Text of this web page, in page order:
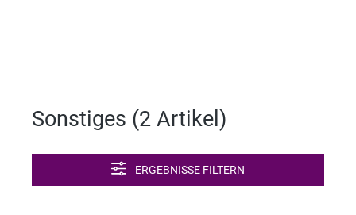
Sonstiges (2 Artikel )
ERGEBNISSE FILTERN